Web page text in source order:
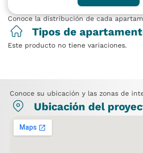
Conoce la distribución de cada
Tipos de
Este producto no tiene variaciones.
Conoce su ubicación y las zonas de
Ubicación del